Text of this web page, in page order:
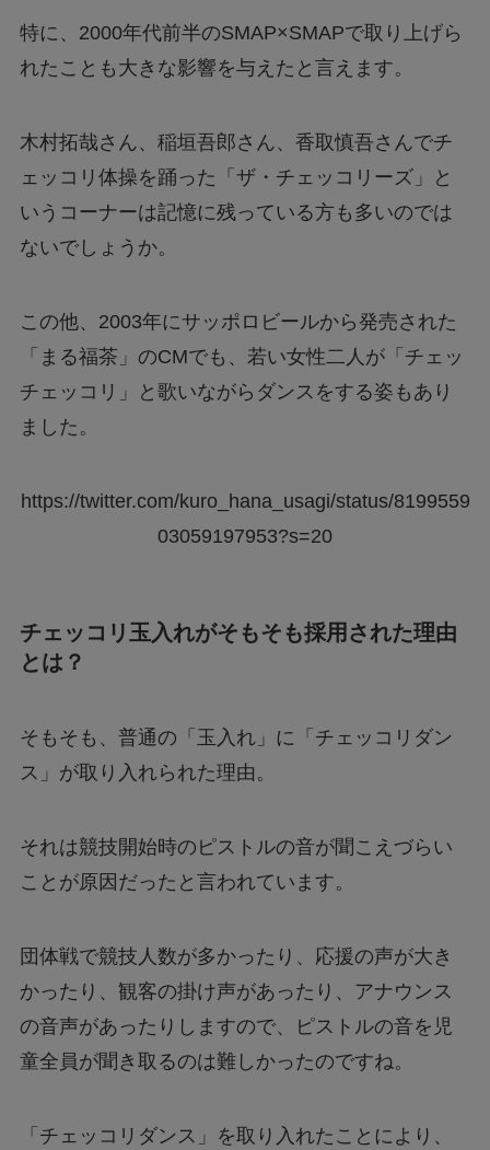
特に、2000年代前半のSMAP×SMAPで取り上げら
れたことも大きな影響を与えたと言えます。
木村拓哉さん、稲垣吾郎さん、香取慎吾さんでチ
ェッコリ体操を踊った「ザ・チェッコリーズ」と
いうコーナーは記憶に残っている方も多いのでは
ないでしょうか。
この他、2003年にサッポロビールから発売された
「まる福茶」のCMでも、若い女性二人が「チェッ
チェッコリ」と歌いながらダンスをする姿もあり
ました。
https://twitter.com/kuro_hana_usagi/status/8199559
03059197953?s=20
チェッコリ玉入れがそもそも採用された理由
とは？
そもそも、普通の「玉入れ」に「チェッコリダン
ス」が取り入れられた理由。
それは競技開始時のピストルの音が聞こえづらい
ことが原因だったと言われています。
団体戦で競技人数が多かったり、応援の声が大き
かったり、観客の掛け声があったり、アナウンス
の音声があったりしますので、ピストルの音を児
童全員が聞き取るのは難しかったのですね。
「チェッコリダンス」を取り入れたことにより、